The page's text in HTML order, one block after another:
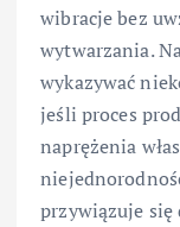
wibracje bez
wytwarzania.
wykazywać
jeśli proces
naprężenia
przywiązuje